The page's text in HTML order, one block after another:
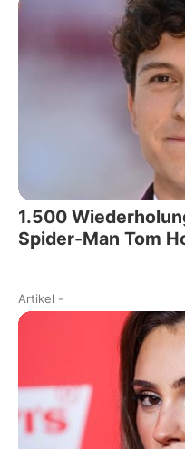
1.500
Spider-Man Tom
Artikel -